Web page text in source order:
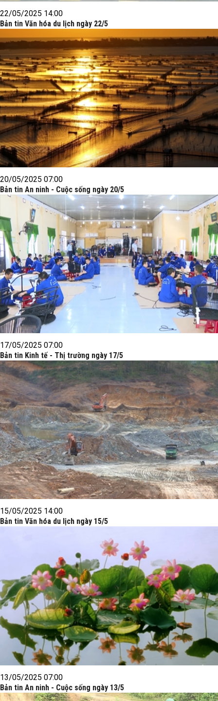
22/05/2025 14:00
Bản tin Văn hóa du lịch ngày 22/5
20/05/2025 07:00
Bản tin An ninh - Cuộc sống ngày 20/5
17/05/2025 07:00
Bản tin Kinh tế - Thị trường ngày 17/5
15/05/2025 14:00
Bản tin Văn hóa du lịch ngày 15/5
13/05/2025 07:00
Bản tin An ninh - Cuộc sống ngày 13/5